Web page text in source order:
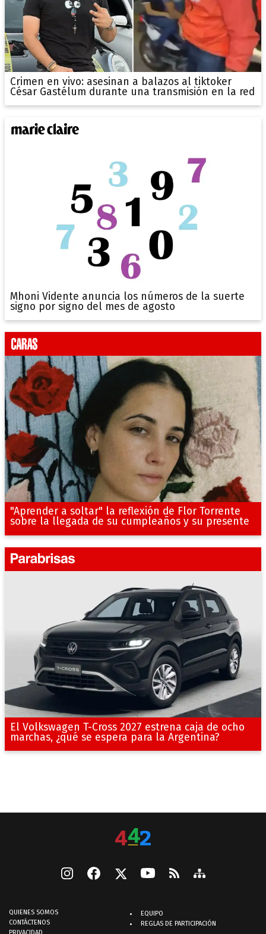
Crimen en vivo: asesinan a balazos al tiktoker
César Gastélum durante una transmisión en la red
Mhoni Vidente anuncia los números de la suerte
signo por signo del mes de agosto
"Aprender a soltar" la reflexión de Flor Torrente
sobre la llegada de su cumpleaños y su presente
El Volkswagen T-Cross 2027 estrena caja de ocho
marchas, ¿qué se espera para la Argentina?
QUIENES SOMOS
CONTÁCTENOS
PRIVACIDAD
EQUIPO
REGLAS DE PARTICIPACIÓN